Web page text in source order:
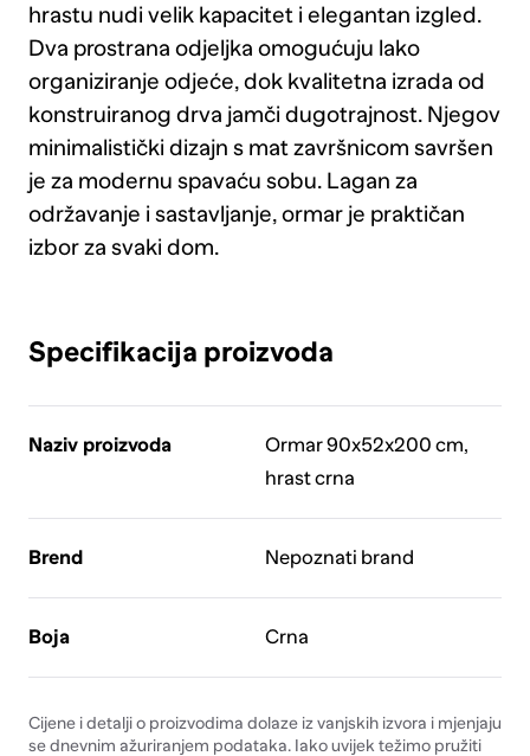
hrastu nudi velik kapacitet i elegantan izgled.
Dva prostrana odjeljka omogućuju lako
organiziranje odjeće, dok kvalitetna izrada od
konstruiranog drva jamči dugotrajnost. Njegov
minimalistički dizajn s mat završnicom savršen
je za modernu spavaću sobu. Lagan za
održavanje i sastavljanje, ormar je praktičan
izbor za svaki dom.
Specifikacija proizvoda
Naziv proizvoda
Ormar 90x52x200 cm,
hrast crna
Brend Nepoznati brand
Boja Crna
Cijene i detalji o proizvodima dolaze iz vanjskih izvora i mjenjaju
se dnevnim ažuriranjem podataka. Iako uvijek težimo pružiti